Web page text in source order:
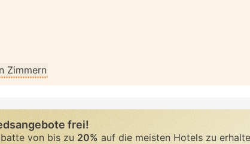
Zimmern
frei!
von bis zu 20%auf die meisten Hotels zu